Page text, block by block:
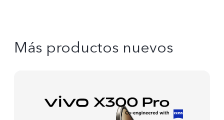
Más productos nuevos